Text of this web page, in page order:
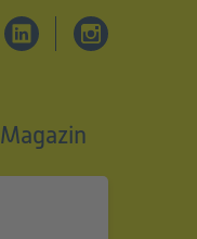
Magazin